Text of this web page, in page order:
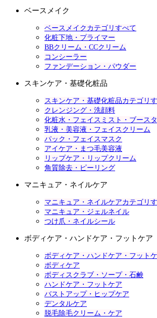
ベースメイク
ベースメイクカテゴリすべて
化粧下地・プライマー
BBクリーム・CCクリーム
コンシーラー
ファンデーション・パウダー
スキンケア・基礎化粧品
スキンケア・基礎化粧品カテゴリ
クレンジング・洗顔料
化粧水・フェイスミスト・ブース
乳液・美容液・フェイスクリーム
パック・フェイスマスク
アイケア・まつ毛美容液
リップケア・リップクリーム
角質除去・ピーリング
マニキュア・ネイルケア
マニキュア・ネイルケアカテゴリ
マニキュア・ジェルネイル
つけ爪・ネイルシール
ボディケア・ハンドケア・フットケア
ボディケア・ハンドケア・フット
ボディケア
ボディスクラブ・ソープ・石鹸
ハンドケア・フットケア
バストアップ・ヒップケア
デンタルケア
脱毛除毛クリーム・ケア